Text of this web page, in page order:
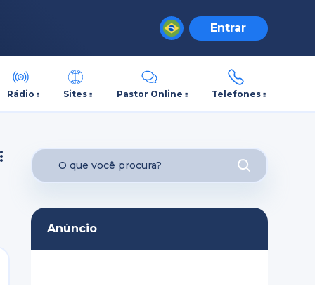
Entrar
Rádio Sites Pastor Online Telefones
Anúncio